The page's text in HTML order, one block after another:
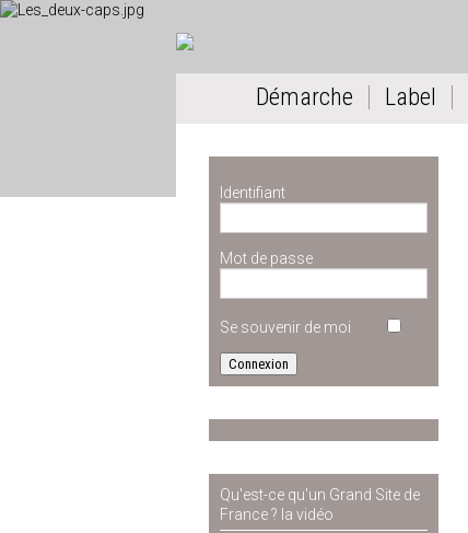
Démarche Label
Identifiant
Mot de passe
Se souvenir de moi
Qu'est-ce qu'un Grand Site de
France ? la vidéo